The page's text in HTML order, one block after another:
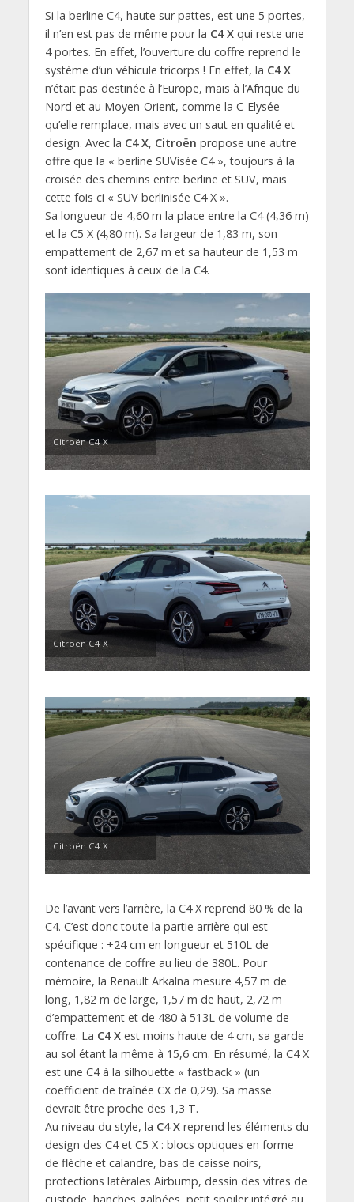
Si la berline C4, haute sur pattes, est une 5 portes,
il n’en est pas de même pour la C4 Xqui reste une
4 portes. En effet, l’ouverture du coffre reprend le
système d’un véhicule tricorps ! En effet, la C4 X
n’était pas destinée à l’Europe, mais à l’Afrique du
Nord et au Moyen-Orient, comme la C-Elysée
qu’elle remplace, mais avec un saut en qualité et
design. Avec la C4 X, Citroën propose une autre
offre que la « berline SUVisée C4 », toujours à la
croisée des chemins entre berline et SUV, mais
cette fois ci « SUV berlinisée C4 X ».
Sa longueur de 4,60 m la place entre la C4 (4,36 m)
et la C5 X (4,80 m). Sa largeur de 1,83 m, son
empattement de 2,67 m et sa hauteur de 1,53 m
sont identiques à ceux de la C4.
Citroën C4 X
Citroën C4 X
Citroën C4 X
De l’avant vers l’arrière, la C4 X reprend 80 % de la
C4. C’est donc toute la partie arrière qui est
spécifique : +24 cm en longueur et 510L de
contenance de coffre au lieu de 380L. Pour
mémoire, la Renault Arkalna mesure 4,57 m de
long, 1,82 m de large, 1,57 m de haut, 2,72 m
d’empattement et de 480 à 513L de volume de
coffre. La C4 Xest moins haute de 4 cm, sa garde
au sol étant la même à 15,6 cm. En résumé, la C4 X
est une C4 à la silhouette « fastback » (un
coefficient de traînée CX de 0,29). Sa masse
devrait être proche des 1,3 T.
Au niveau du style, la C4 Xreprend les éléments du
design des C4 et C5 X : blocs optiques en forme
de flèche et calandre, bas de caisse noirs,
protections latérales Airbump, dessin des vitres de